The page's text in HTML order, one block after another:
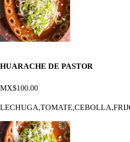
HUARACHE DE PASTOR
MX$100.00